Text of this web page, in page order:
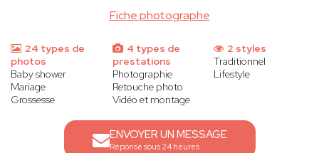
Fiche photographe
24 types de
photos
Baby shower
Mariage
Grossesse
4 types de
prestations
Photographie
Retouche photo
Vidéo et montage
2 styles
Traditionnel
Lifestyle
ENVOYER UN MESSAGE
Réponse sous 24 heures